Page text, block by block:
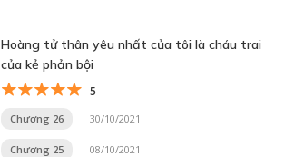
Hoàng tử thân yêu nhất của tôi là cháu trai
của kẻ phản bội
5
Chương 26 30/10/2021
Chương 25 08/10/2021